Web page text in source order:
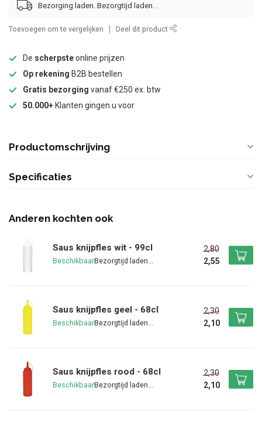
Bezorging laden..
Toevoegen om te vergelijken Deel dit product
De scherpsteonline prijzen
Op rekening B2B bestellen
Gratis bezorging vanaf €250 ex. btw
50.000+ Klanten gingen u voor
Productomschrijving
Specificaties
Anderen kochten ook
Saus knijpfles wit - 99cl
Beschikbaar
2,80
2,55
Saus knijpfles geel - 68cl
Beschikbaar
2,30
2,10
Saus knijpfles rood - 68cl
Beschikbaar
2,30
2,10